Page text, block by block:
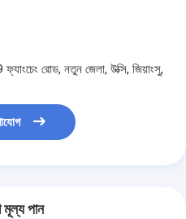
রোড, নতুন জেলা, উক্সি, জিয়াংসু,
মূল্য পান